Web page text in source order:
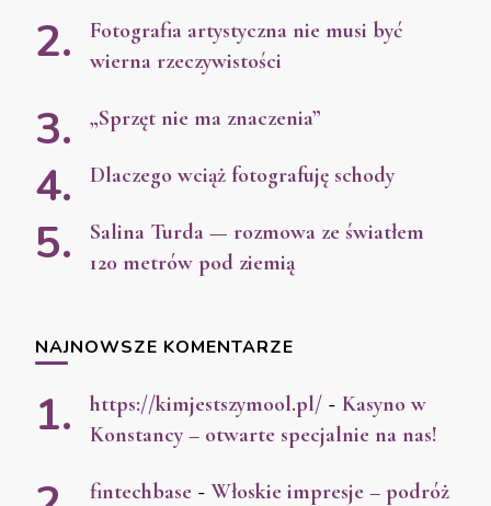
Fotografia artystyczna nie musi być
wierna rzeczywistości
„Sprzęt nie ma znaczenia”
Dlaczego wciąż fotografuję schody
Salina Turda — rozmowa ze światłem
120 metrów pod ziemią
NAJNOWSZE KOMENTARZE
https://kimjestszymool.pl/ - Kasyno w
Konstancy – otwarte specjalnie na nas!
fintechbase - Włoskie impresje – podróż